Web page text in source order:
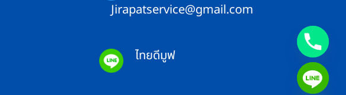
Jirapatservice@gmail.com
ไทยดีมูฟ
HIDE
CHATY